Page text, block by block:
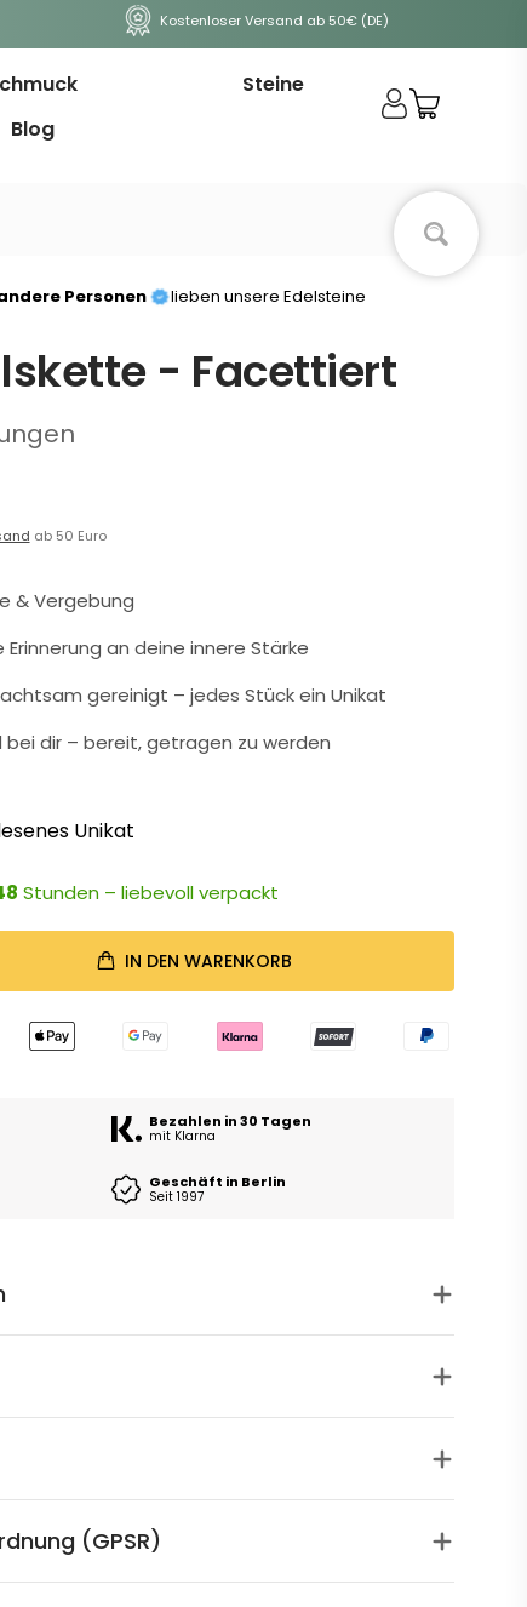
Kostenloser Versand ab 50€ (DE)
Steine
Blog
andere Personen lieben unsere Edelsteine
- Facettiert
ab 50 Euro
& Vergebung
an deine innere Stärke
gereinigt – jedes Stück ein Unikat
bei dir – bereit, getragen zu werden
Unikat
Stunden – liebevoll verpackt
IN DEN WARENKORB
Bezahlen in 30 Tagen
mit Klarna
Geschäft in Berlin
Seit 1997
(GPSR)